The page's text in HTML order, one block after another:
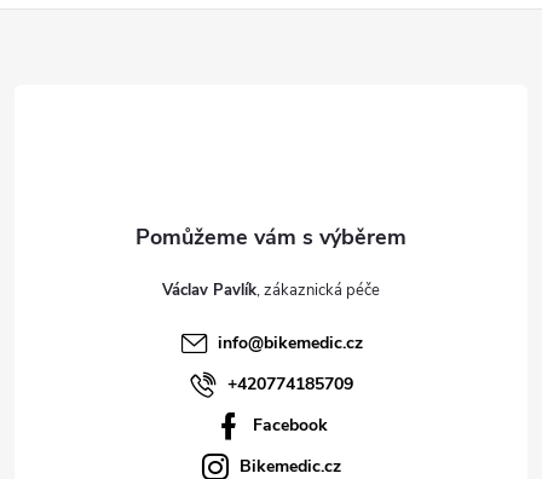
Václav Pavlík
info@bikemedic.cz
+420774185709
Facebook
Bikemedic.cz